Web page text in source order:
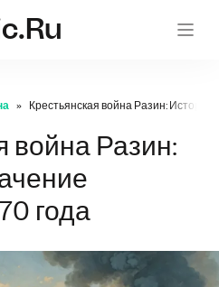
pr-
Крестьянская война Разин: История
война Разин:
года